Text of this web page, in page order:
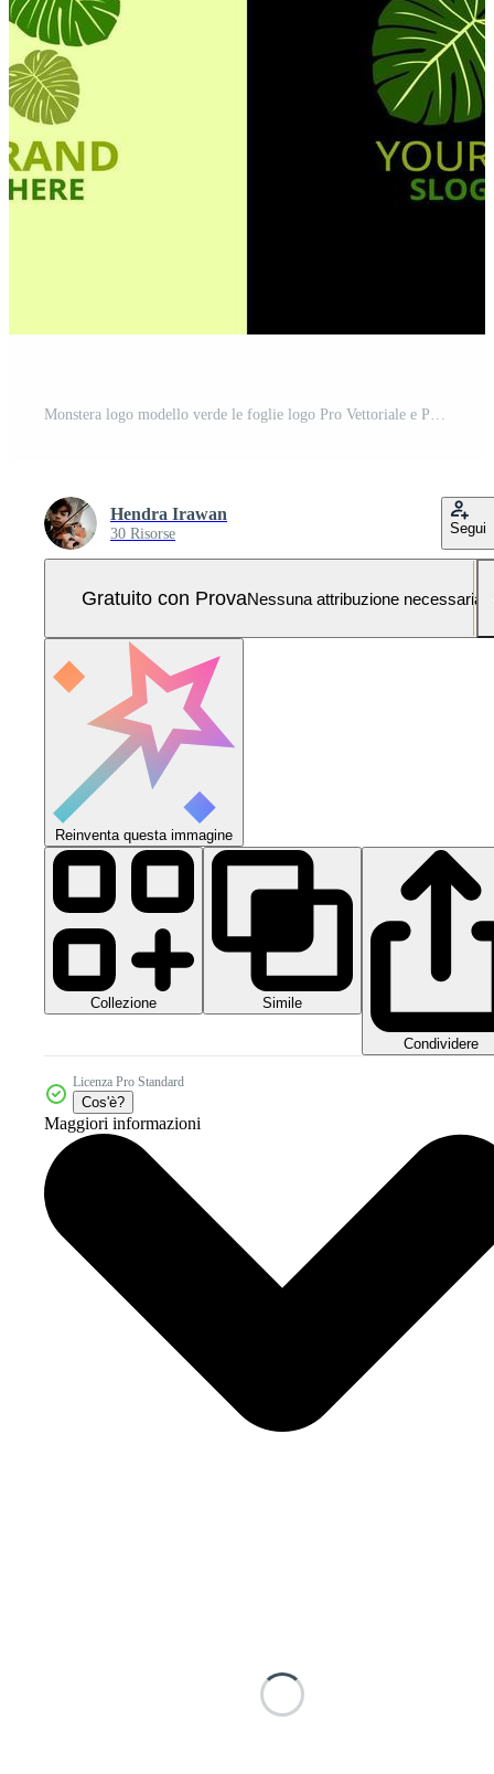
Monstera logo modello verde le foglie logo Pro Vettoriale e Pro SVG
Hendra Irawan
30 Risorse Segui
Gratuito con ProvaNessuna attribuzione necessaria
Reinventa questa immagine
Collezione Simile
Condividere
Licenza Pro Standard
Cos'è?
Maggiori informazioni